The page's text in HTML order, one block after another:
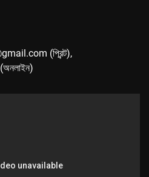
(প্রিন্ট),